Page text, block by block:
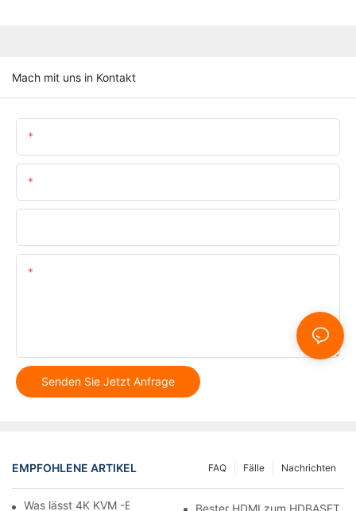
Mach mit uns in Kontakt
Senden Sie Jetzt Anfrage
EMPFOHLENE ARTIKEL Nachrichten
Fälle
FAQ
Was lässt 4K KVM -Erweiterungen auffallenBester HDMI zum HDBASET -